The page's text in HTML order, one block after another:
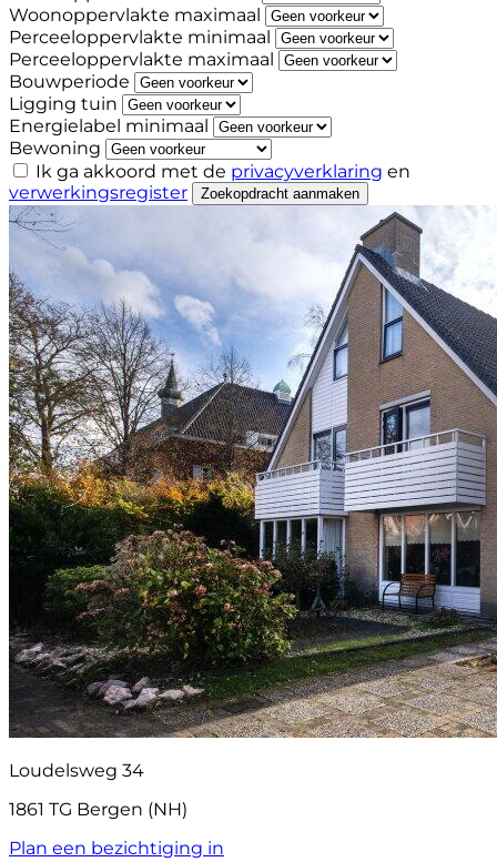
Woonoppervlakte maximaal
Perceeloppervlakte minimaal
Perceeloppervlakte maximaal
Bouwperiode
Ligging tuin
Energielabel minimaal
Bewoning
Ik ga akkoord met de privacyverklaring en
verwerkingsregister
Zoekopdracht aanmaken
Loudelsweg 34
1861 TG Bergen (NH)
Plan een bezichtiging in